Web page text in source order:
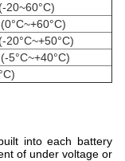
20~60°C)
20°C~+50°C)
5°C~+40°C)
into each battery
of under voltage or